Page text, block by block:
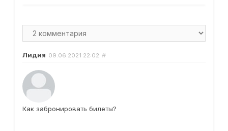
Лидия 09.06.2021 22:02 #
Как забронировать билеты?